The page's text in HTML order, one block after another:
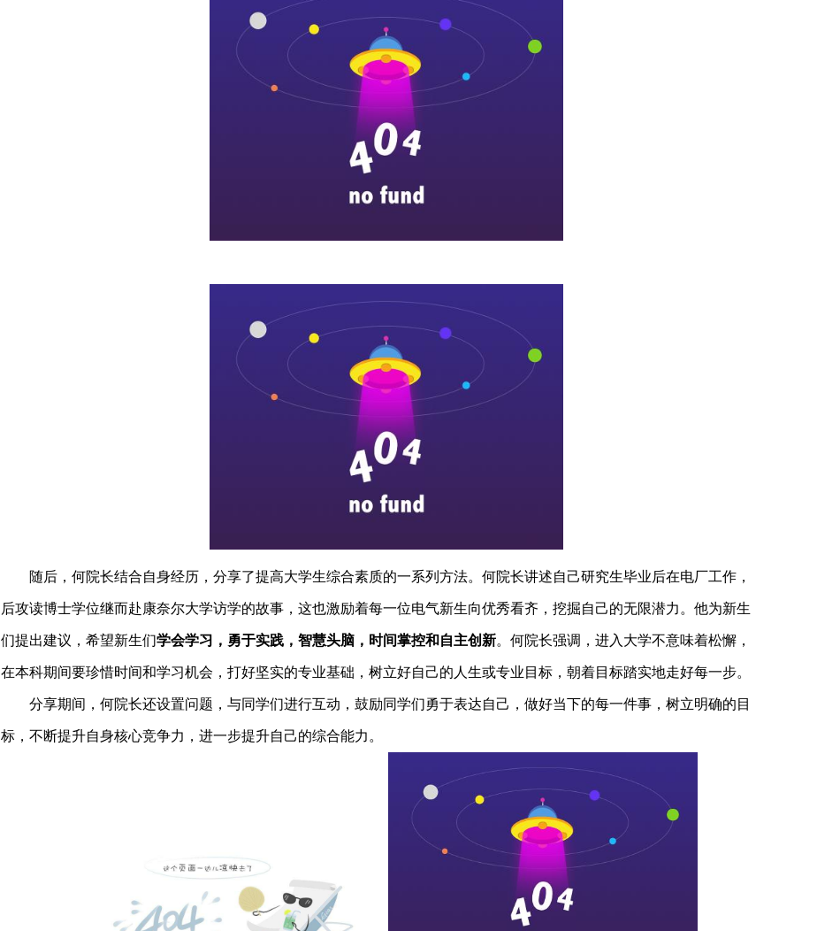
随后，何院长结合自身经历，分享了提高大学生综合素质的一系列方法。何院长讲述自己研究生毕业后在电厂工作，
后攻读博士学位继而赴康奈尔大学访学的故事，这也激励着每一位电气新生向优秀看齐，挖掘自己的无限潜力。他为新生
们提出建议，希望新生们学会学习，勇于实践，智慧头脑，时间掌控和自主创新。何院长强调，进入大学不意味着松懈，
在本科期间要珍惜时间和学习机会，打好坚实的专业基础，树立好自己的人生或专业目标，朝着目标踏实地走好每一步。
分享期间，何院长还设置问题，与同学们进行互动，鼓励同学们勇于表达自己，做好当下的每一件事，树立明确的目
标，不断提升自身核心竞争力，进一步提升自己的综合能力。